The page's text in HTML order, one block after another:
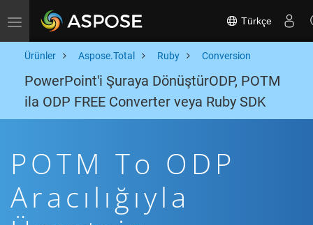
Toggle navigation Türkçe
Ürünler Aspose.Total Ruby Conversion
PowerPoint'i Şuraya DönüştürODP, POTM
ila ODP FREE Converter veya Ruby SDK
POTM To ODP
Aracılığıyla